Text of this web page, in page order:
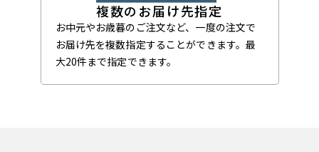
複数のお届け先指定
お中元やお歳暮のご注文など、一度の注文で
お届け先を複数指定することができます。最
大20件まで指定できます。